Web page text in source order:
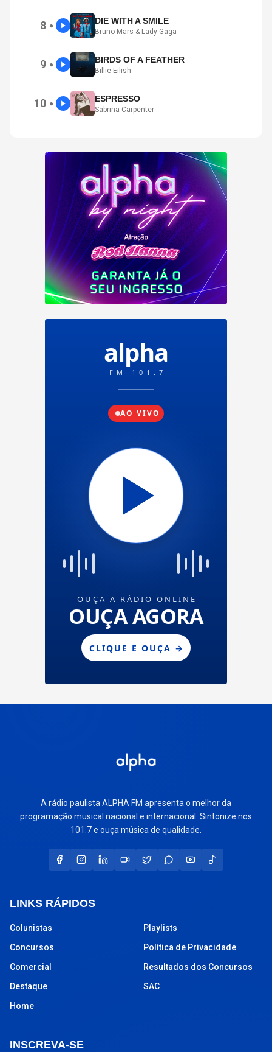
8 ● DIE WITH A SMILE
Bruno Mars & Lady Gaga
9 ● BIRDS OF A FEATHER
Billie Eilish
10 ● ESPRESSO
Sabrina Carpenter
A rádio paulista ALPHA FM apresenta o melhor da
programação musical nacional e internacional. Sintonize nos
101.7 e ouça música de qualidade.
LINKS RÁPIDOS
Colunistas
Concursos
Comercial
Destaque
Home
Playlists
Política de Privacidade
Resultados dos Concursos
SAC
INSCREVA-SE